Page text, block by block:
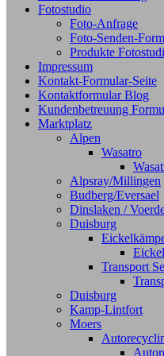
Fotostudio
Foto-Anfrage
Foto-Senden-
Produkte
Impressum
Kontakt-Formular-Seite
Kontaktformular Blog
Kundenbetreuung
Marktplatz
Alpen
Wasatro
Alpsray/Millingen
Budberg/Eversael
Dinslaken /
Duisburg
Transport
Duisburg
Kamp-Lintfort
Moers